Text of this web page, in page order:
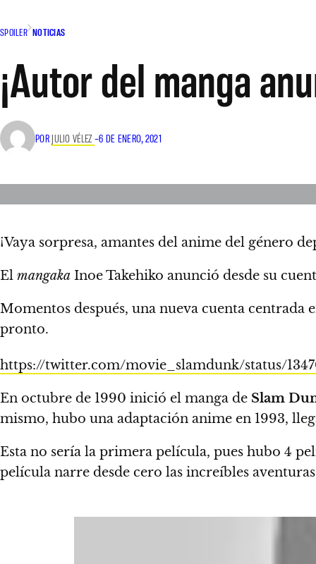
SPOILER NOTICIAS
¡Autor del manga
POR JULIO VÉLEZ –6 DE ENERO, 2021
¡Vaya sorpresa, amantes del anime del género
El mangaka Inoe Takehiko anunció desde su
Momentos después, una nueva cuenta
pronto.
https://twitter.com/movie_slamdunk/status/
En octubre de 1990 inició el manga de Slam
mismo, hubo una adaptación anime en 1993,
Esta no sería la primera película, pues hubo 4
película narre desde cero las increíbles